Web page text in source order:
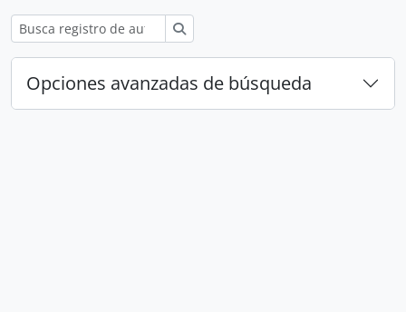
Opciones avanzadas de búsqueda